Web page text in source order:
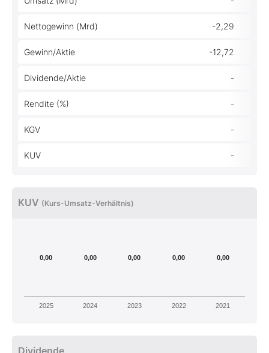
Nettogewinn (Mrd) -2,29
Gewinn/Aktie -12,72
Dividende/Aktie -
Rendite (%) -
KGV -
KUV -
KUV (Kurs-Umsatz-Verhältnis)
0,00 0,00 0,00 0,00 0,00
2025 2024 2023 2022 2021
Dividende